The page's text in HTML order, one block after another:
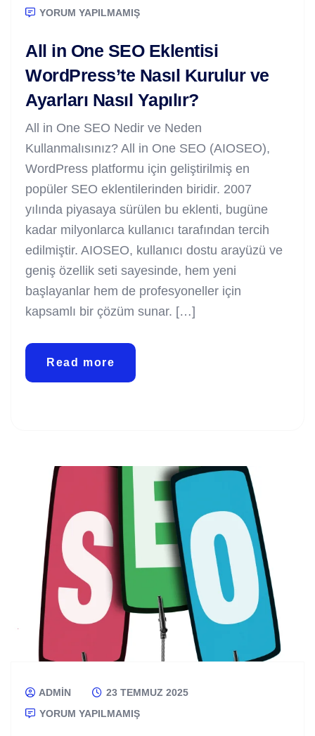
YORUM YAPILMAMIŞ
All in One SEO Eklentisi
WordPress’te Nasıl Kurulur ve
Ayarları Nasıl Yapılır?
All in One SEO Nedir ve Neden
Kullanmalısınız? All in One SEO (AIOSEO),
WordPress platformu için geliştirilmiş en
popüler SEO eklentilerinden biridir. 2007
yılında piyasaya sürülen bu eklenti, bugüne
kadar milyonlarca kullanıcı tarafından tercih
edilmiştir. AIOSEO, kullanıcı dostu arayüzü ve
geniş özellik seti sayesinde, hem yeni
başlayanlar hem de profesyoneller için
kapsamlı bir çözüm sunar. […]
Read more
ADMIN
23 TEMMUZ 2025
YORUM YAPILMAMIŞ